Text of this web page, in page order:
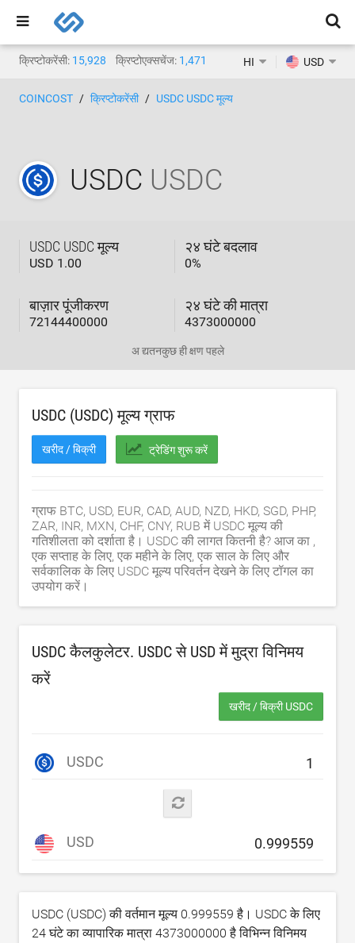
क्रिप्टोकरेंसी: 15,928 क्रिप्टोएक्सचेंज: 1,471 HI USD
COINCOST क्रिप्टोकरेंसी USDC USDC मूल्य
USDC USDC
USDC USDC मूल्य
USD 1.00
२४ घंटे बदलाव
0%
बाज़ार पूंजीकरण
72144400000
२४ घंटे की मात्रा
4373000000
अ द्यतनकुछ ही क्षण पहले
USDC (USDC) मूल्य ग्राफ
खरीद / बिक्री ट्रेडिंग शुरू करें
ग्राफ BTC, USD, EUR, CAD, AUD, NZD, HKD, SGD, PHP,
ZAR, INR, MXN, CHF, CNY, RUB में USDC मूल्य की
गतिशीलता को दर्शाता है। USDC की लागत कितनी है? आज का ,
एक सप्ताह के लिए, एक महीने के लिए, एक साल के लिए और
सर्वकालिक के लिए USDC मूल्य परिवर्तन देखने के लिए टॉगल का
उपयोग करें।
USDC कैलकुलेटर. USDC से USDमें मुद्रा विनिमय
करें
खरीद / बिक्री USDC
USDC
USD
USDC (USDC) की वर्तमान मूल्य 0.999559 है। USDC के लिए
24 घंटे का व्यापारिक मात्रा 4373000000 है विभिन्न विनिमय